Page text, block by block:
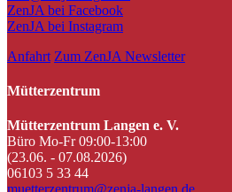
ZenJA bei Facebook
ZenJA bei Instagram
Anfahrt Zum ZenJA Newsletter
Mütterzentrum
Mütterzentrum Langen e. V.
Büro Mo-Fr 09:00-13:00
(23.06. - 07.08.2026)
06103 5 33 44
muetterzentrum@zenja-langen.de